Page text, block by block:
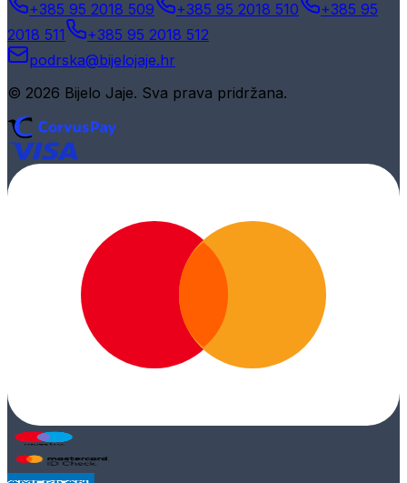
+385 95 2018 509 +385 95 2018 510
+385 95
2018 511
+385 95 2018 512
podrska@bijelojaje.hr
© 2026 Bijelo Jaje. Sva prava pridržana.